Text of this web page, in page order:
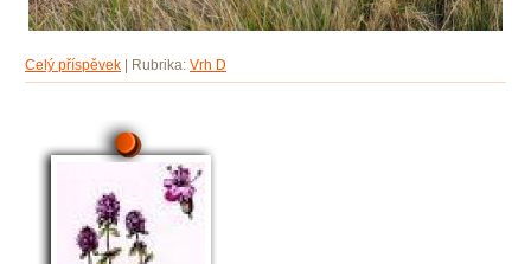
Celý příspěvek Rubrika: Vrh D